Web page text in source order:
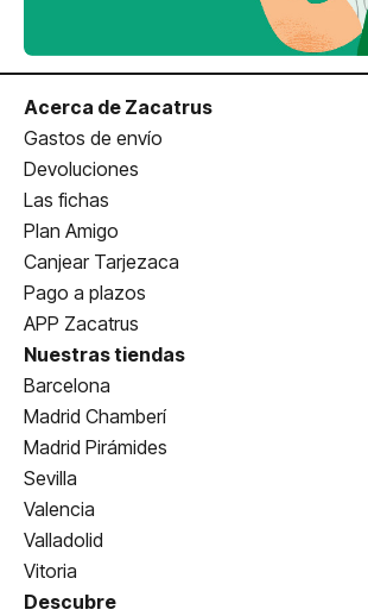
Acerca de Zacatrus
Gastos de envío
Devoluciones
Las fichas
Plan Amigo
Canjear Tarjezaca
Pago a plazos
APP Zacatrus
Nuestras tiendas
Barcelona
Madrid Chamberí
Madrid Pirámides
Sevilla
Valencia
Valladolid
Vitoria
Descubre